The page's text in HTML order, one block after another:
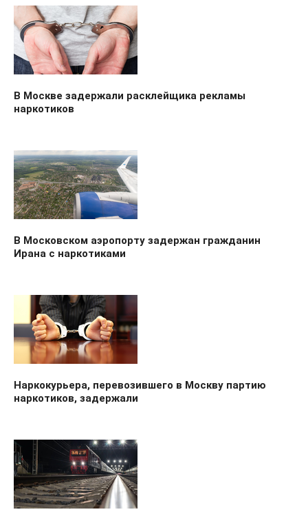
В Москве задержали расклейщика рекламы
наркотиков
В Московском аэропорту задержан гражданин
Ирана с наркотиками
Наркокурьера, перевозившего в Москву партию
наркотиков, задержали